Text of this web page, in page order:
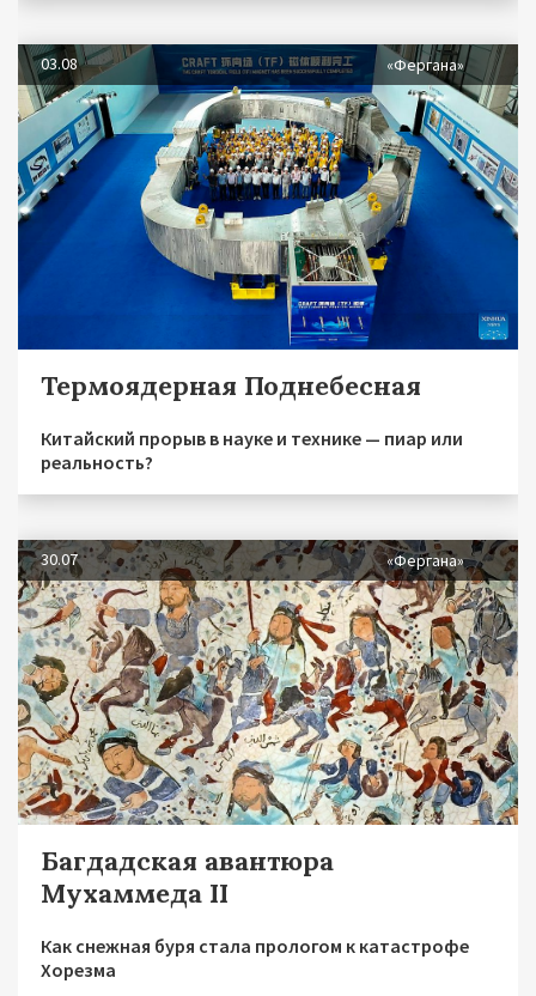
03.08 «Фергана»
Термоядерная Поднебесная
Китайский прорыв в науке и технике — пиар или
реальность?
30.07 «Фергана»
Багдадская авантюра
Мухаммеда II
Как снежная буря стала прологом к катастрофе
Хорезма